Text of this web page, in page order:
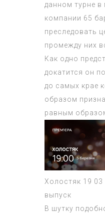
данном турне в
компании 65
преследовать
промежду них
Как одно
докатится он
до самых крае
образом
равным
Холостяк 19 03
выпуск
В шутку